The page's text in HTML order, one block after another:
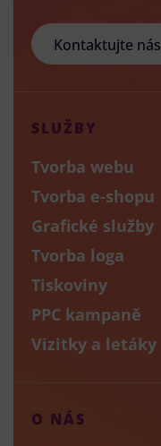
Kontaktujte nás
SLUŽBY
Tvorba webu
Tvorba e-shopu
Grafické služby
Tvorba loga
Tiskoviny
PPC kampaně
Vizitky a letáky
O NÁS